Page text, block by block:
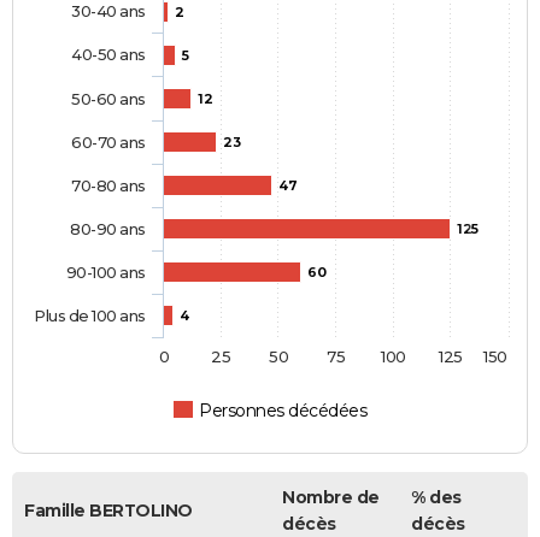
2
5
12
23
47
125
60
4
Personnes décédées
30-40 ans
40-50 ans
50-60 ans
60-70 ans
70-80 ans
80-90 ans
90-100 ans
Plus de 100 ans
0 25 50 75 100 125 150
Famille BERTOLINO
Nombre de
décès
% des
décès